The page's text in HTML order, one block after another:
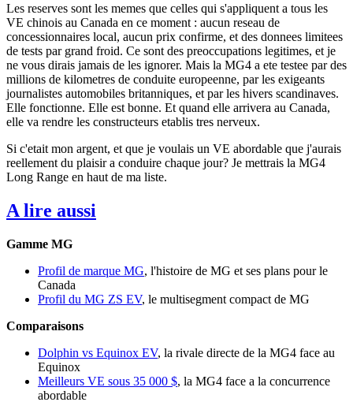
Les reserves sont les memes que celles qui s'appliquent a tous les
VE chinois au Canada en ce moment : aucun reseau de
concessionnaires local, aucun prix confirme, et des donnees limitees
de tests par grand froid. Ce sont des preoccupations legitimes, et je
ne vous dirais jamais de les ignorer. Mais la MG4 a ete testee par des
millions de kilometres de conduite europeenne, par les exigeants
journalistes automobiles britanniques, et par les hivers scandinaves.
Elle fonctionne. Elle est bonne. Et quand elle arrivera au Canada,
elle va rendre les constructeurs etablis tres nerveux.
Si c'etait mon argent, et que je voulais un VE abordable que j'aurais
reellement du plaisir a conduire chaque jour? Je mettrais la MG4
Long Range en haut de ma liste.
A lire aussi
Gamme MG
Profil de marque MG, l'histoire de MG et ses plans pour le
Canada
Profil du MG ZS EV, le multisegment compact de MG
Comparaisons
Dolphin vs Equinox EV, la rivale directe de la MG4 face au
Equinox
Meilleurs VE sous 35 000 $, la MG4 face a la concurrence
abordable